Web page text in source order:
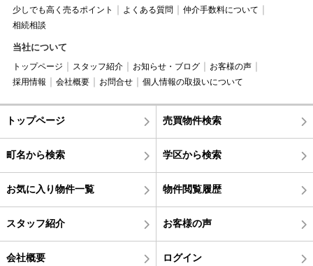
少しでも高く売るポイント
よくある質問
仲介手数料について
相続相談
当社について
トップページ スタッフ紹介 お知らせ・ブログ
お客様の声
採用情報
会社概要 お問合せ 個人情報の取扱いについて
トップページ 売買物件検索
町名から検索 学区から検索
お気に入り物件一覧 物件閲覧履歴
スタッフ紹介 お客様の声
会社概要 ログイン